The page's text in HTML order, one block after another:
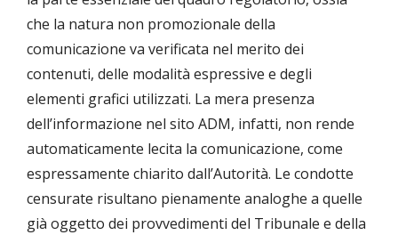
che la natura non promozionale della
comunicazione va verificata nel merito dei
contenuti, delle modalità espressive e degli
elementi grafici utilizzati. La mera presenza
dell’informazione nel sito ADM, infatti, non rende
automaticamente lecita la comunicazione, come
espressamente chiarito dall’Autorità. Le condotte
censurate risultano pienamente analoghe a quelle
già oggetto dei provvedimenti del Tribunale e della